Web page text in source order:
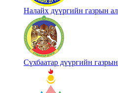
Налайх дүүргийн газрын
Сүхбаатар дүүргийн